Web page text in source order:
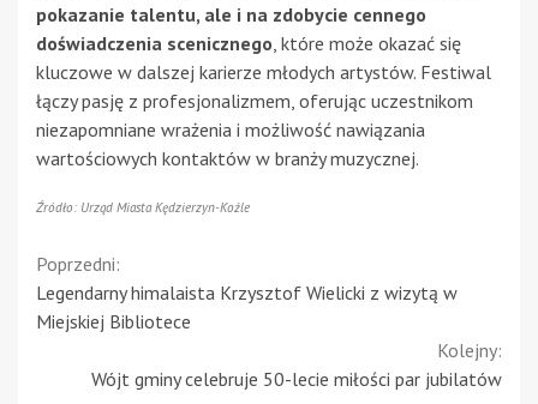
pokazanie talentu, ale i na zdobycie cennego
doświadczenia scenicznego , które może okazać się
kluczowe w dalszej karierze młodych artystów. Festiwal
łączy pasję z profesjonalizmem, oferując uczestnikom
niezapomniane wrażenia i możliwość nawiązania
wartościowych kontaktów w branży muzycznej.
Źródło: Urząd Miasta Kędzierzyn-Koźle
Continue
Reading
Poprzedni:
Legendarny himalaista Krzysztof Wielicki z wizytą w
Miejskiej Bibliotece
Kolejny:
Wójt gminy celebruje 50-lecie miłości par jubilatów